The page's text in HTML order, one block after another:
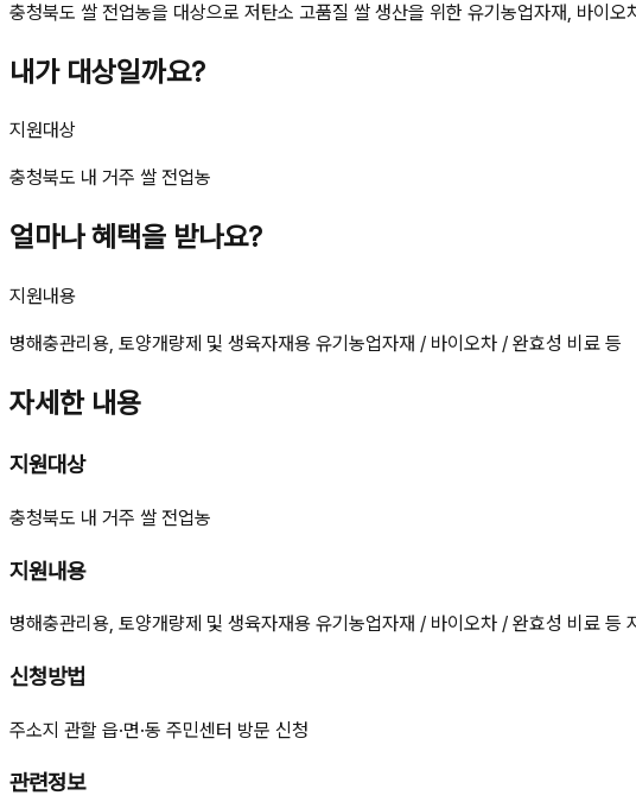
충청북도 쌀 전업농을 대상으로 저탄소 고품질 쌀 생산을 위한 유기농업자재, 바이
내가 대상일까요?
지원대상
충청북도 내 거주 쌀 전업농
얼마나 혜택을 받나요?
지원내용
병해충관리용, 토양개량제 및 생육자재용 유기농업자재 / 바이오차 / 완효성 비료 등
자세한 내용
지원대상
충청북도 내 거주 쌀 전업농
지원내용
병해충관리용, 토양개량제 및 생육자재용 유기농업자재 / 바이오차 / 완효성 비료 등
신청방법
주소지 관할 읍·면·동 주민센터 방문 신청
관련정보